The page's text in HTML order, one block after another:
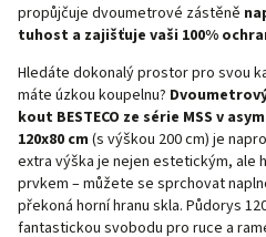
propůjčuje dvoumetrové zástěně
tuhost a zajišťuje vaši 100%
Hledáte dokonalý prostor pro svou
máte úzkou koupelnu?
kout BESTECO ze série MSS v
120x80 cm (s výškou 200 cm) je
extra výška je nejen estetickým, ale
prvkem – můžete se sprchovat
překoná horní hranu skla. Půdorys
fantastickou svobodu pro ruce a